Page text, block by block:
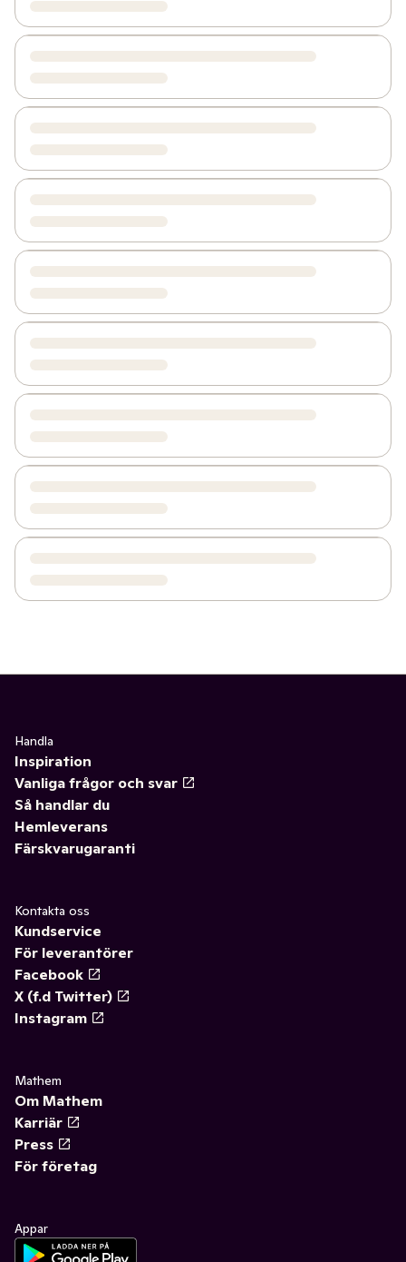
Handla
Inspiration
Vanliga frågor och svar
Så handlar du
Hemleverans
Färskvarugaranti
Kontakta oss
Kundservice
För leverantörer
Facebook
X (f.d Twitter)
Instagram
Mathem
Om Mathem
Karriär
Press
För företag
Appar